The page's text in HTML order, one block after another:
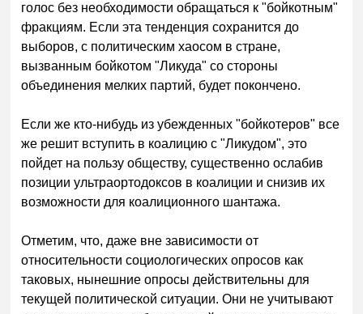
голос без необходимости обращаться к "бойкотным"
фракциям. Если эта тенденция сохранится до
выборов, с политическим хаосом в стране,
вызванным бойкотом "Ликуда" со стороны
объединения мелких партий, будет покончено.
Если же кто-нибудь из убежденных "бойкотеров" все
же решит вступить в коалицию с "Ликудом", это
пойдет на пользу обществу, существенно ослабив
позиции ультраортодоксов в коалиции и снизив их
возможности для коалиционного шантажа.
Отметим, что, даже вне зависимости от
относительности социологических опросов как
таковых, нынешние опросы действительны для
текущей политической ситуации. Они не учитывают